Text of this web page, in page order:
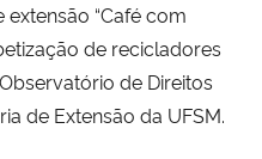
Humanos
“Café com
de recicladores
de Direitos
de Extensão da UFSM.